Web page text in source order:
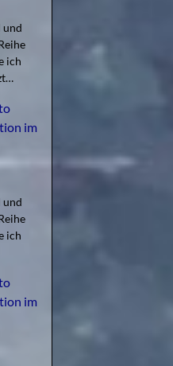
und
ich
im
und
ich
im